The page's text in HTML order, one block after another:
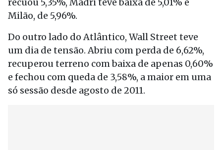
Milão, de 5,96%.
Do outro lado do Atlântico, Wall Street teve
um dia de tensão. Abriu com perda de 6,62%,
recuperou terreno com baixa de apenas 0,60%
e fechou com queda de 3,58%, a maior em uma
só sessão desde agosto de 2011.